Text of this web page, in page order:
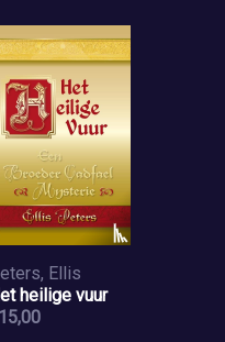
Ellis
heilige vuur